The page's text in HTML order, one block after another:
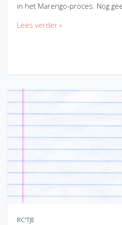
in het Marengo-proces. Nog
Lees verder »
RC'TJE